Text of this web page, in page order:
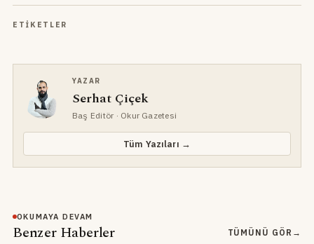
ETIKETLER
YAZAR
Serhat Çiçek
Baş Editör · Okur Gazetesi
Tüm Yazıları →
OKUMAYA DEVAM
Benzer Haberler TÜMÜNÜ GÖR →